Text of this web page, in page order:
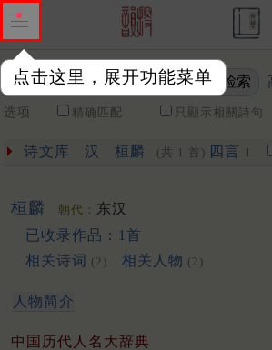
点击这里，展开功能菜单
关键词
选项 精确匹配 只顯示相關詩句
诗文库 汉 桓麟 (共 1 首) 四言 1
桓麟 朝代： 东汉
已收录作品：1首
相关诗词 (2) 相关人物 (2)
人物简介
中国历代人名大辞典